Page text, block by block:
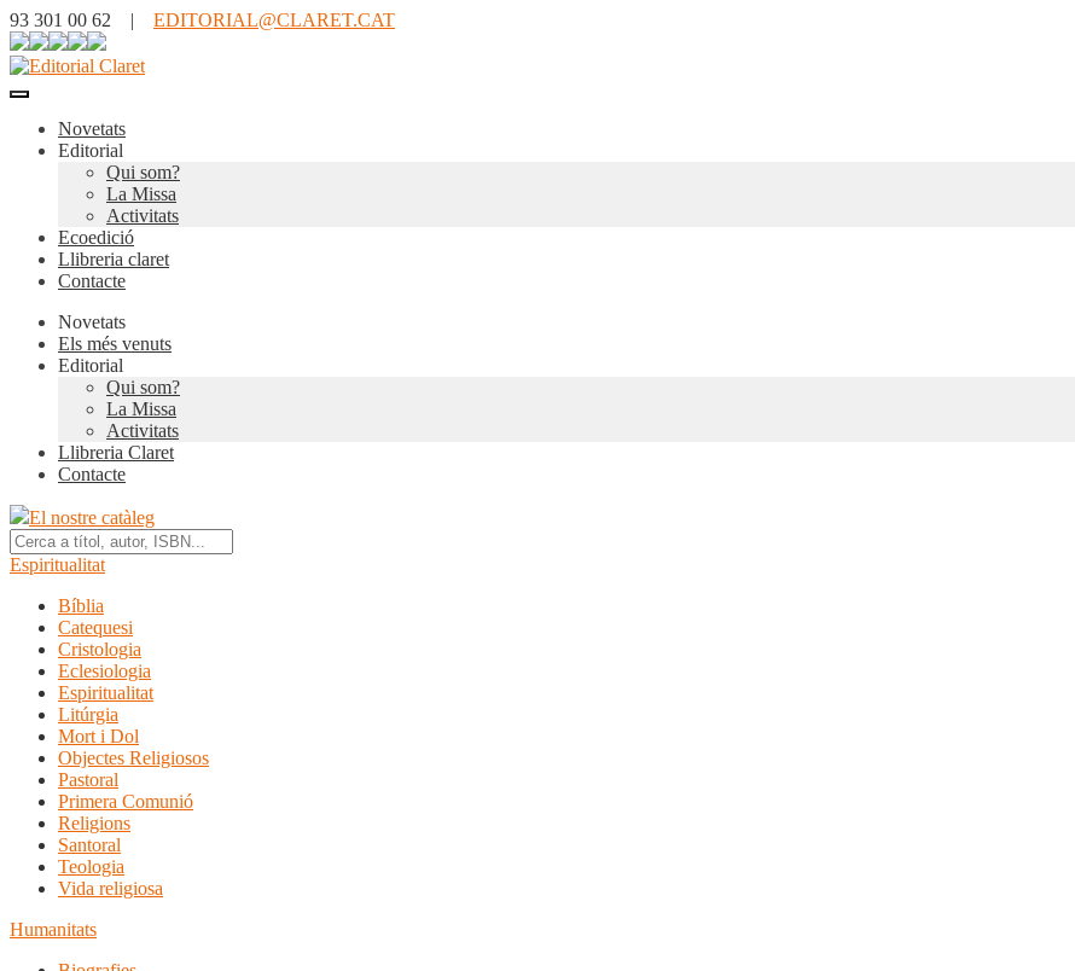
93 301 00 62 | EDITORIAL@CLARET.CAT
Novetats
Editorial
Qui som?
La Missa
Activitats
Ecoedició
Llibreria claret
Contacte
Novetats
Els més venuts
Editorial
Qui som?
La Missa
Activitats
Llibreria Claret
Contacte
El nostre catàleg
Espiritualitat
Bíblia
Catequesi
Cristologia
Eclesiologia
Espiritualitat
Litúrgia
Mort i Dol
Objectes Religiosos
Pastoral
Primera Comunió
Religions
Santoral
Teologia
Vida religiosa
Humanitats